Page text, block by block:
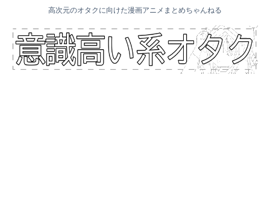
高次元のオタクに向けた漫画アニメまとめちゃんねる